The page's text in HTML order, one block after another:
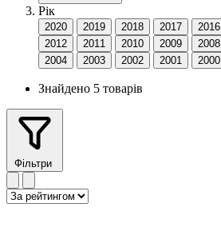
Рік
2020 2019 2018 2017 2016
2012
2011 2010 2009 2008
2004
2003 2002 2001 2000
Знайдено 5 товарів
Фільтри